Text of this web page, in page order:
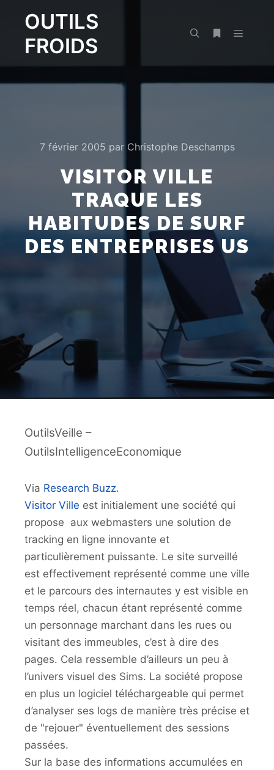
OUTILS
FROIDS
7 février 2005 par Christophe Deschamps
VISITOR VILLE
TRAQUE LES
HABITUDES DE SURF
DES ENTREPRISES US
OutilsVeille –
OutilsIntelligenceEconomique
Via Research Buzz.
Visitor Ville est initialement une société qui
propose aux webmasters une solution de
tracking en ligne innovante et
particulièrement puissante. Le site surveillé
est effectivement représenté comme une ville
et le parcours des internautes y est visible en
temps réel, chacun étant représenté comme
un personnage marchant dans les rues ou
visitant des immeubles, c’est à dire des
pages. Cela ressemble d’ailleurs un peu à
l’univers visuel des Sims. La société propose
en plus un logiciel téléchargeable qui permet
d’analyser ses logs de manière très précise et
de "rejouer" éventuellement des sessions
passées.
Sur la base des informations accumulées en